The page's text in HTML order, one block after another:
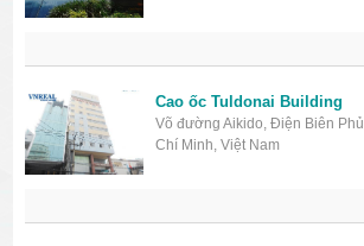
Cao ốc Tuldonai Building
Võ đường Aikido, Điện Biên
Chí Minh, Việt Nam